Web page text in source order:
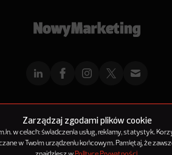
Zarządzaj zgodami plików cookie
w celach: świadczenia usług, reklamy, statystyk.
w Twoim urządzeniu końcowym. Pamiętaj, że
ReklamaKontaktPolityka PrywatnościKanał